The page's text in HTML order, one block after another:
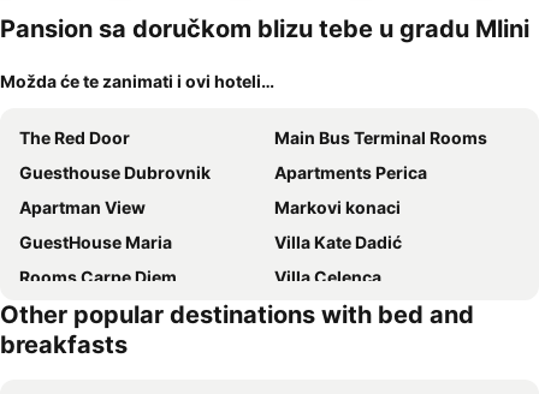
kućni
ljubimci
Pansion sa doručkom blizu tebe u gradu Mlini
Možda će te zanimati i ovi hoteli…
The Red Door
Main Bus Terminal Rooms
Guesthouse Dubrovnik
Apartments Perica
Apartman View
Markovi konaci
GuestHouse Maria
Villa Kate Dadić
Rooms Carpe Diem
Villa Celenca
Villa Carmen
Rooms Tezoro
Akademis Academia
Other popular destinations with bed and
breakfasts